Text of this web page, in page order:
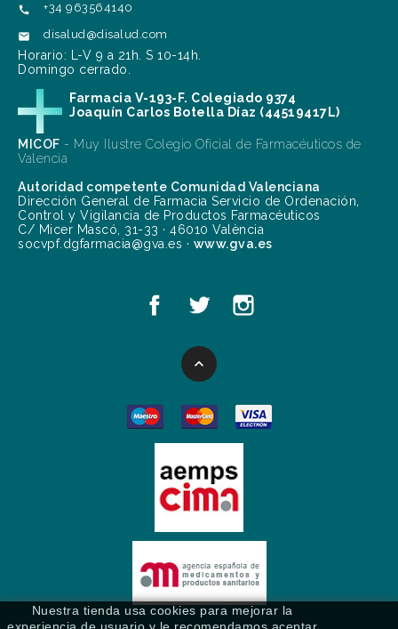
 +34 963564140
 disalud@disalud.com
Horario: L-V 9 a 21h. S 10-14h.
Domingo cerrado.
Farmacia V-193-F. Colegiado 9374
Joaquín Carlos Botella Díaz (44519417L)
MICOF - Muy Ilustre Colegio Oficial de Farmacéuticos de
Valencia
Autoridad competente Comunidad Valenciana
Dirección General de Farmacia Servicio de Ordenación,
Control y Vigilancia de Productos Farmacéuticos
C/ Micer Mascó, 31-33 · 46010 València
socvpf.dgfarmacia@gva.es · www.gva.es
Nuestra tienda usa cookies para mejorar la
